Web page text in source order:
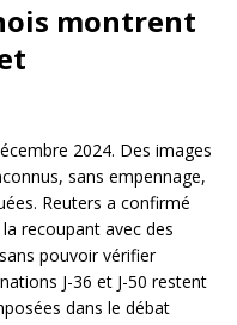
montrent
2024. Des images
sans empennage,
Reuters a confirmé
recoupant avec des
pouvoir vérifier
J-36 et J-50 restent
dans le débat